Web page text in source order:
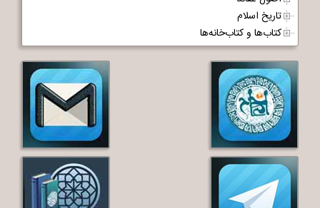
تاریخ اسلام
کتاب‌ها و کتاب‌خانه‌ها